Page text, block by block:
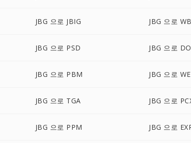
JBG 으로 JBIG JBG 으로
JBG 으로 PSD JBG 으로
JBG 으로 PBM JBG 으로
JBG 으로 TGA JBG 으로
JBG 으로 PPM JBG 으로